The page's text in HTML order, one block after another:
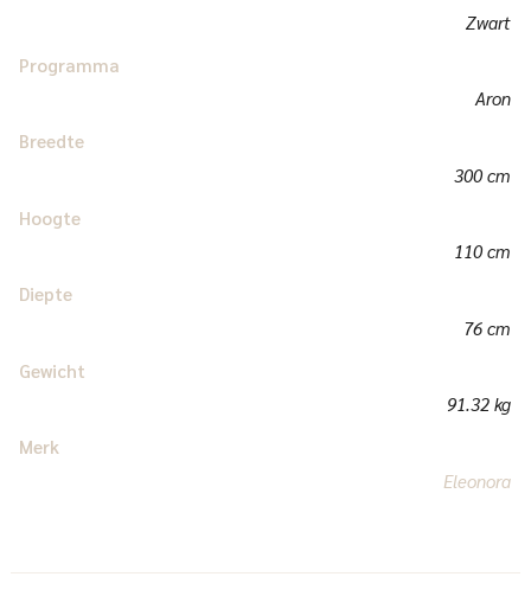
Zwart
Programma
Aron
Breedte
300 cm
Hoogte
110 cm
Diepte
76 cm
Gewicht
91.32 kg
Merk
Eleonora